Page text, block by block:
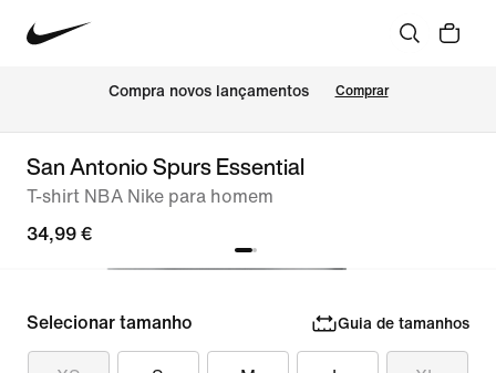
Compra novos lançamentos Comprar
San Antonio Spurs Essential
T-shirt NBA Nike para homem
34,99 €
Selecionar tamanho Guia de tamanhos